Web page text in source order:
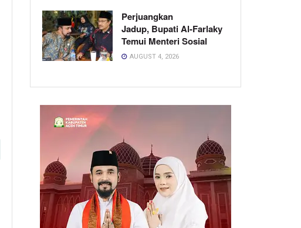
Perjuangkan
Jadup, Bupati Al-Farlaky
Temui Menteri Sosial
AUGUST 4, 2026